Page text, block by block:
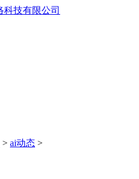
> ai动态 >